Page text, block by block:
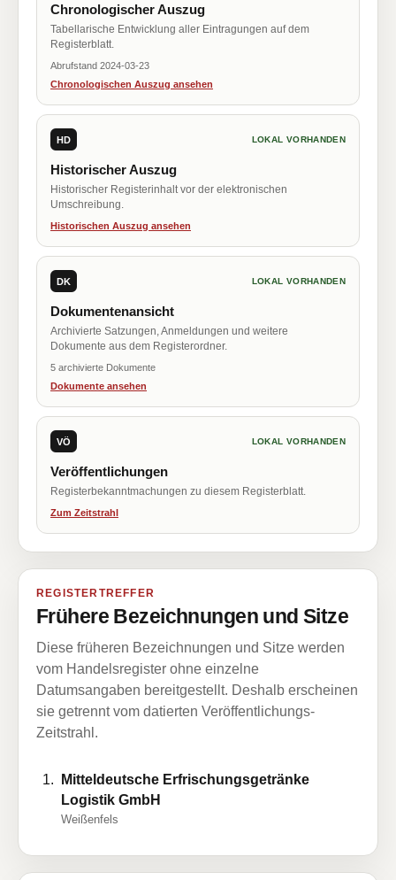
Chronologischer Auszug
Tabellarische Entwicklung aller Eintragungen auf dem
Registerblatt.
Abrufstand 2024-03-23
Chronologischen Auszug ansehen
HD LOKAL VORHANDEN
Historischer Auszug
Historischer Registerinhalt vor der elektronischen
Umschreibung.
Historischen Auszug ansehen
DK LOKAL VORHANDEN
Dokumentenansicht
Archivierte Satzungen, Anmeldungen und weitere
Dokumente aus dem Registerordner.
5 archivierte Dokumente
Dokumente ansehen
VÖ LOKAL VORHANDEN
Veröffentlichungen
Registerbekanntmachungen zu diesem Registerblatt.
Zum Zeitstrahl
REGISTERTREFFER
Frühere Bezeichnungen und Sitze
Diese früheren Bezeichnungen und Sitze werden
vom Handelsregister ohne einzelne
Datumsangaben bereitgestellt. Deshalb erscheinen
sie getrennt vom datierten Veröffentlichungs-
Zeitstrahl.
Mitteldeutsche Erfrischungsgetränke
Logistik GmbH
Weißenfels